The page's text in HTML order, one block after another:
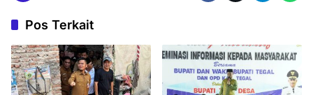
Pos Terkait